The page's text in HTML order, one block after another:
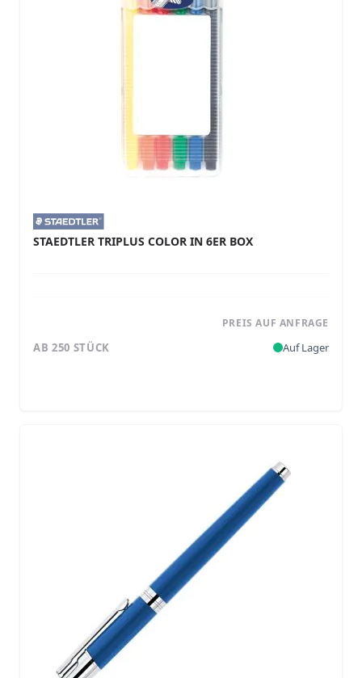
STAEDTLER TRIPLUS COLOR IN 6ER BOX
PREIS AUF ANFRAGE
AB 250 STÜCK Auf Lager